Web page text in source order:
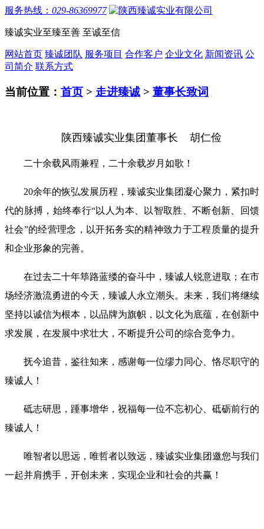
服务热线： 029-86369977
臻诚实业至臻至善 至诚至信
网站首页 臻诚团队 服务项目 合作客户 企业文化 新闻资讯 公
司简介 联系方式
当前位置： 首页 > 走进臻诚 > 董事长致词
陕西臻诚实业集团董事长 胡仁俭
二十余载风雨兼程，二十余载岁月如歌！
20余年的恢弘发展历程，臻诚实业集团凝心聚力，紧扣时
代的脉搏， 始终奉行“以人为本、以智取胜、不断创新、回馈
社会”的经营理念，以开拓务实的精神致力于工程质量的提升
和企业形象的完善。
在过去二十年筚路蓝缕的奋斗中，臻诚人锐意进取；在市
场经济激流勇进的今天，臻诚人永立潮头。未来，我们将继续
坚持以诚信为根本，以品牌为旗帜，以文化为底蕴，在创新中
求发展，在发展中求壮大，不断提升公司的综合竞争力。
抚今追昔，鉴往知来，感谢每一位缪力同心、恪尽职守的
臻诚人！
砥志研思，踵事增华，祝福每一位不忘初心、砥砺前行的
臻诚人！
唯智者以思远，唯哲者以致远，臻诚实业集团邀您与我们
一起并肩携手，开创未来，实现企业和社会的共赢！